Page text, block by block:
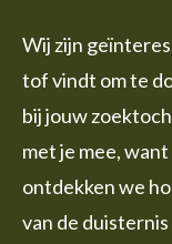
Wij zijn
tof vindt om te
bij jouw
met je mee,
ontdekken we
van de